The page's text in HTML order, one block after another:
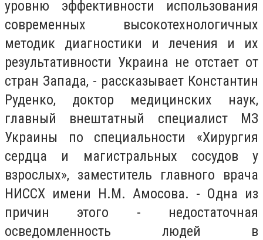
уровню эффективности использования
современных высокотехнологичных
методик диагностики и лечения и их
результативности Украина не отстает от
стран Запада, - рассказывает Константин
Руденко, доктор медицинских наук,
главный внештатный специалист МЗ
Украины по специальности «Хирургия
сердца и магистральных сосудов у
взрослых», заместитель главного врача
НИССХ имени Н.М. Амосова. - Одна из
причин этого - недостаточная
осведомленность людей в